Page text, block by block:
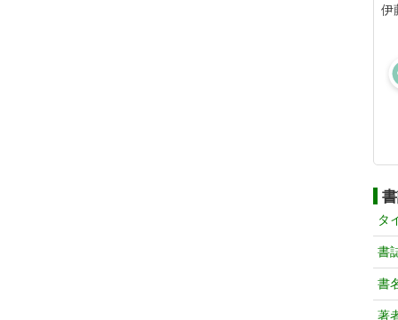
伊
タ
書
書
著